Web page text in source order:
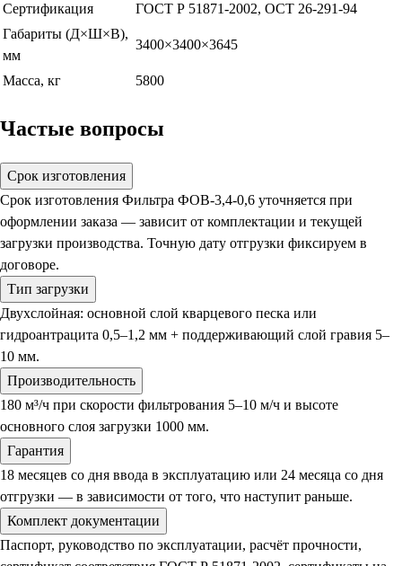
Сертификация
ГОСТ Р 51871-2002, ОСТ 26-291-94
Габариты (Д×Ш×В),
мм
3400×3400×3645
Масса, кг 5800
Частые вопросы
Срок изготовления
Срок изготовления Фильтра ФОВ-3,4-0,6 уточняется при
оформлении заказа — зависит от комплектации и текущей
загрузки производства. Точную дату отгрузки фиксируем в
договоре.
Тип загрузки
Двухслойная: основной слой кварцевого песка или
гидроантрацита 0,5–1,2 мм + поддерживающий слой гравия 5–
10 мм.
Производительность
180 м³/ч при скорости фильтрования 5–10 м/ч и высоте
основного слоя загрузки 1000 мм.
Гарантия
18 месяцев со дня ввода в эксплуатацию или 24 месяца со дня
отгрузки — в зависимости от того, что наступит раньше.
Комплект документации
Паспорт, руководство по эксплуатации, расчёт прочности,